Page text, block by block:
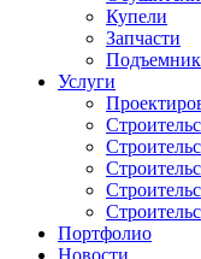
Купели
Запчасти
Услуги
Портфолио
Новости